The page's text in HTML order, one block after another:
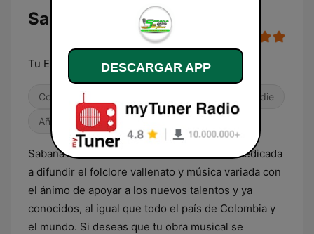
Sabana Estereo en vivo
Tu Emisora Favorita
Contemporánea para adultos Alternativa / Indie
Años 80
Sabana Estéreo es una emisora en la web dedicada
a difundir el folclore vallenato y música variada con
el ánimo de apoyar a los nuevos talentos y ya
conocidos, al igual que todo el país de Colombia y
el mundo. Si deseas que tu obra musical se
DESCARGAR APP